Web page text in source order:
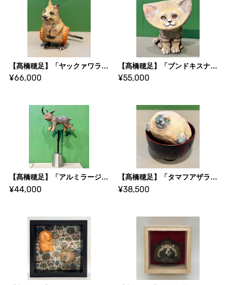
【髙橋穂足】「ヤックァワラビー」
¥66,000
【髙橋穂足】「ブンドキスナネコ（分度器砂猫）」
¥55,000
【髙橋穂足】「アルミラージ（ヤマトカブトムシ）」
¥44,000
【髙橋穂足】「タマフアザラシ」
¥38,500